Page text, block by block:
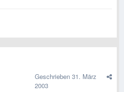
Geschrieben 31. März
2003